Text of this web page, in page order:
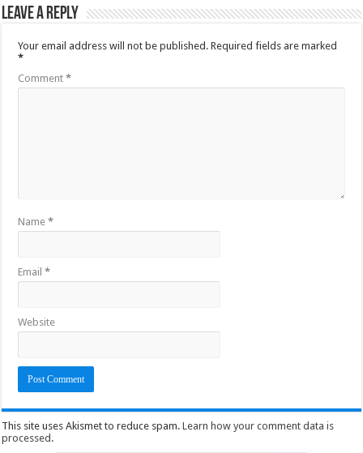
Leave a Reply
Your email address will not be published. Required fields are marked
*
Comment*
Name*
Email*
Website
This site uses Akismet to reduce spam.Learn how your comment data is
processed .